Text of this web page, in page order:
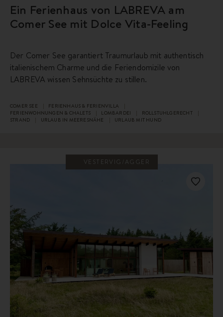
Ein Ferienhaus von LABREVA am
Comer See mit Dolce Vita-Feeling
Der Comer See garantiert Traumurlaub mit authentisch
italienischem Charme und die Feriendomizile von
LABREVA wissen Sehnsüchte zu stillen.
COMER SEE
FERIENHAUS & FERIENVILLA
FERIENWOHNUNGEN & CHALETS
LOMBARDEI
ROLLSTUHLGERECHT
STRAND
URLAUB IN MEERESNÄHE URLAUB MIT HUND
VESTERVIG/AGGER